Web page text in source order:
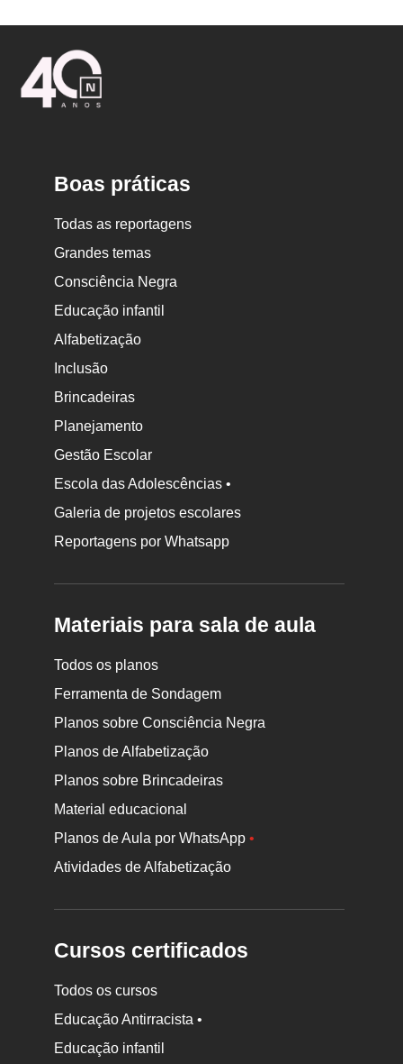
Boas práticas
Todas as reportagens
Grandes temas
Consciência Negra
Educação infantil
Alfabetização
Inclusão
Brincadeiras
Planejamento
Gestão Escolar
Escola das Adolescências •
Galeria de projetos escolares
Reportagens por Whatsapp
Materiais para sala de aula
Todos os planos
Ferramenta de Sondagem
Planos sobre Consciência Negra
Planos de Alfabetização
Planos sobre Brincadeiras
Material educacional
Planos de Aula por WhatsApp•
Atividades de Alfabetização
Cursos certificados
Todos os cursos
Educação Antirracista •
Educação infantil